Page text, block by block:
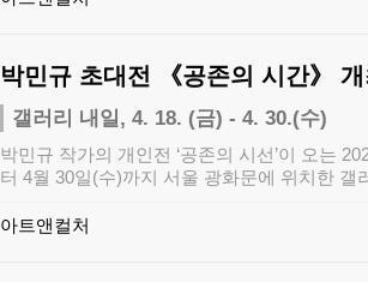
박민규 초대전 《공존의 시간》 개
갤러리 내일, 4. 18. (금) - 4. 30.(수)
박민규 작가의 개인전 ‘공존의 시선’이 오는
터 4월 30일(수)까지 서울 광화문에 위치한 갤
아트앤컬처